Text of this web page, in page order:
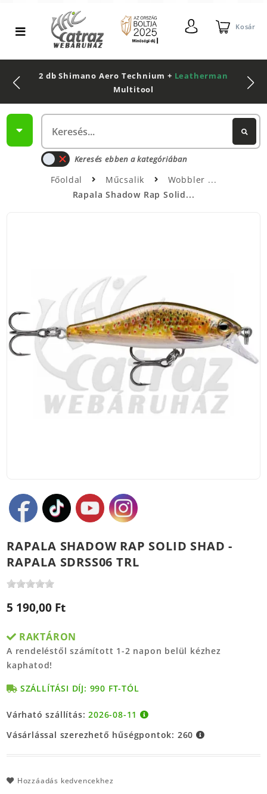
Kosár
2 db Shimano Aero Technium + Leatherman
Multitool
Keresés ebben a kategóriában
Főoldal Műcsalik
Wobbler
Rapala Shadow Rap Solid...
RAPALA SHADOW RAP SOLID SHAD -
RAPALA SDRSS06 TRL
5 190,00 Ft
RAKTÁRON
A rendeléstől számított 1-2 napon belül kézhez
kaphatod!
SZÁLLÍTÁSI DÍJ: 990 FT-TÓL
Várható szállítás:2026-08-11
Vásárlással szerezhető hűségpontok: 260
Hozzáadás kedvencekhez